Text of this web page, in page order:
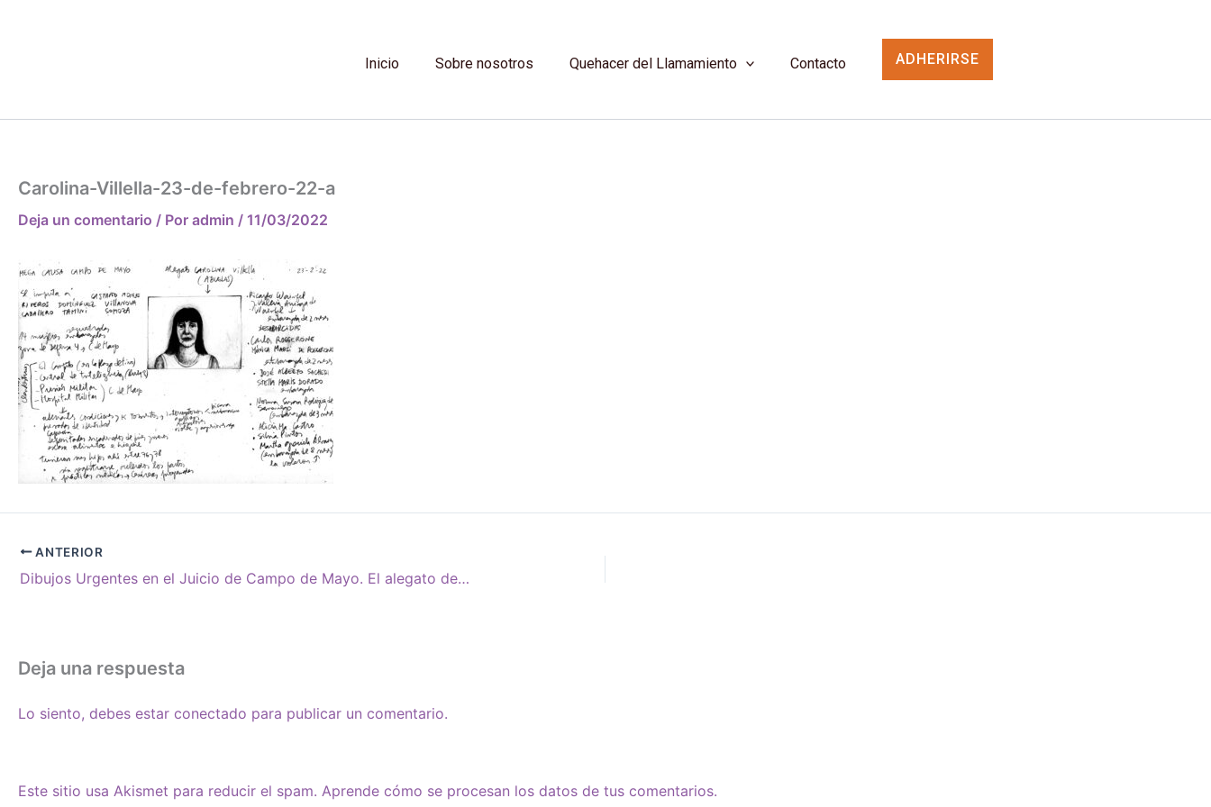
Inicio Sobre nosotros Quehacer del Llamamiento Contacto ADHERIRSE
Carolina-Villella-23-de-febrero-22-a
Deja un comentario / Por admin / 11/03/2022
ANTERIOR
Dibujos Urgentes en el Juicio de Campo de Mayo. El alegato de Abuelas
Deja una respuesta
Lo siento, debes estar conectado para publicar un comentario.
Este sitio usa Akismet para reducir el spam. Aprende cómo se procesan los datos de tus comentarios.